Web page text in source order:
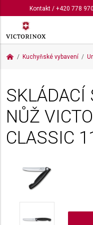
Kontakt/ +420 778
Kuchyňské vybavení
SKLÁDACÍ
NŮŽ
CLASSIC